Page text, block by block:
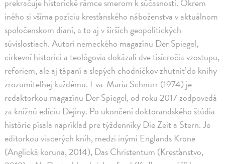
iného si všíma pozíciu kresťanského náboženstva v aktuálnom
spoločenskom dianí, a to aj v širších geopolitických
súvislostiach. Autori nemeckého magazínu Der Spiegel,
cirkevní historici a teológovia dokázali dve tisícročia vzostupu,
reforiem, ale aj tápaní a slepých chodníčkov zhutniť do knihy
zrozumiteľnej každému. Eva-Maria Schnurr (1974) je
redaktorkou magazínu Der Spiegel, od roku 2017 zodpovedá
za knižnú edíciu Dejiny. Po ukončení doktorandského štúdia
histórie písala napríklad pre týždenníky Die Zeit a Stern. Je
editorkou viacerých kníh, medzi inými Englands Krone
(Anglická koruna, 2014), Das Christentum (Kresťanstvo,